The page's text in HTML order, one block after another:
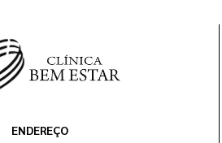
ENDEREÇO